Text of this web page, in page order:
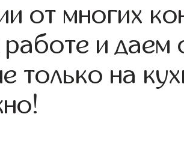
от многих
работе и
только на